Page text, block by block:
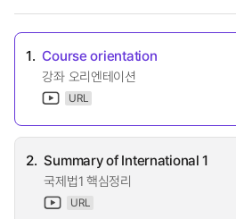
1. Course orientation
강좌 오리엔테이션
URL
2. Summary of International 1
국제법1 핵심정리
URL